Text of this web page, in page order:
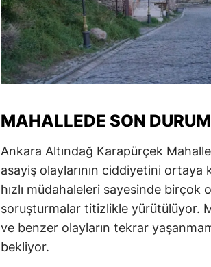
MAHALLEDE SON DURUM
Ankara Altındağ Karapürçek
asayiş olaylarının ciddiyetini
hızlı müdahaleleri sayesinde birçok
soruşturmalar titizlikle yürütülüyor.
ve benzer olayların tekrar
bekliyor.